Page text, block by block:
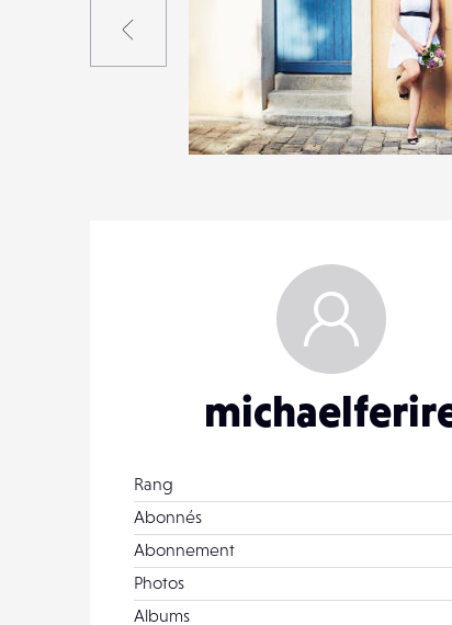
2
11
Rang
Abonnés
Abonnement
Photos
Albums